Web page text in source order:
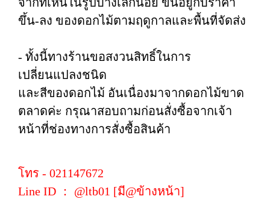
ขึ้น-ลง ของดอกไม้ตามฤดูกาลและพื้นที่จัดส่ง
- ทั้งนี้ทางร้านขอสงวนสิทธิ์ในการ
เปลี่ยนแปลงชนิด
และสีของดอกไม้ อันเนื่องมาจากดอกไม้ขาด
ตลาดค่ะ กรุณาสอบถามก่อนสั่งซื้อจากเจ้า
หน้าที่ช่องทางการสั่งซื้อสินค้า
โทร - 021147672
Line ID ： @ltb01 [มี@ข้างหน้า]